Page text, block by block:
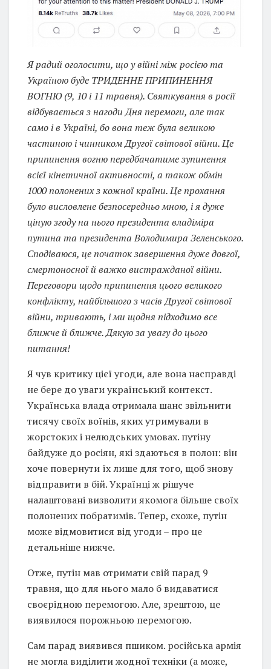
Я радий оголосити, що у війні між росією та
Україною буде ТРИДЕННЕ ПРИПИНЕННЯ
ВОГНЮ (9, 10 і 11 травня). Святкування в росії
відбувається з нагоди Дня перемоги, але так
само і в Україні, бо вона теж була великою
частиною і чинником Другої світової війни. Це
припинення вогню передбачатиме зупинення
всієї кінетичної активності, а також обмін
1000 полонених з кожної країни. Це прохання
було висловлене безпосередньо мною, і я дуже
ціную згоду на нього президента владіміра
путина та президента Володимира Зеленського.
Сподіваюся, це початок завершення дуже довгої,
смертоносної й важко вистражданої війни.
Переговори щодо припинення цього великого
конфлікту, найбільшого з часів Другої світової
війни, тривають, і ми щодня підходимо все
ближче й ближче. Дякую за увагу до цього
питання!
Я чув критику цієї угоди, але вона насправді
не бере до уваги український контекст.
Українська влада отримала шанс звільнити
тисячу своїх воїнів, яких утримували в
жорстоких і нелюдських умовах. путіну
байдуже до росіян, які здаються в полон: він
хоче повернути їх лише для того, щоб знову
відправити в бій. Українці ж рішуче
налаштовані визволити якомога більше своїх
полонених побратимів. Тепер, схоже, путін
може відмовитися від угоди – про це
детальніше нижче.
Отже, путін мав отримати свій парад 9
травня, що для нього мало б видаватися
своєрідною перемогою. Але, зрештою, це
виявилося порожньою перемогою.
Сам парад виявився пшиком. російська армія
не могла виділити жодної техніки (а може,